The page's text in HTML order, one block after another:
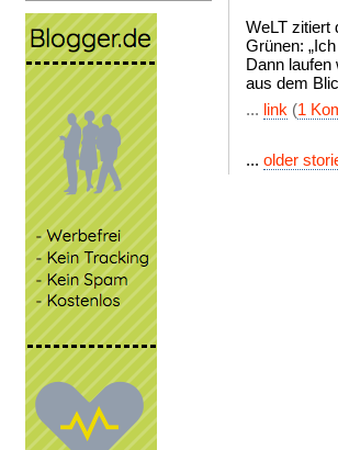
WeLT zitiert
Grünen:
Dann laufen
aus dem
... link (1
... older